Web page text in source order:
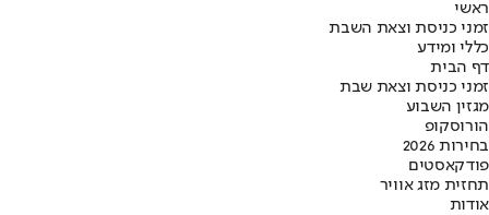
ראשי
זמני כניסת וצאת השבת
כללי ומידע
דף הבית
זמני כניסת וצאת שבת
מגזין השבוע
הורוסקופ
בחירות 2026
פודקאסטים
תחזית מזג אוויר
אודות